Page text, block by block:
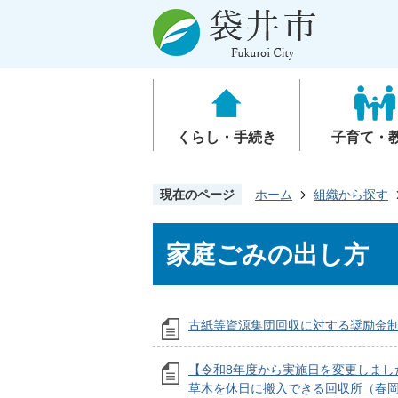
くらし・手続き 子育て・
現在のページ ホーム 組織から探す
家庭ごみの出し方
古紙等資源集団回収に対する奨励金
【令和8年度から実施日を変更しま
草木を休日に搬入できる回収所（春